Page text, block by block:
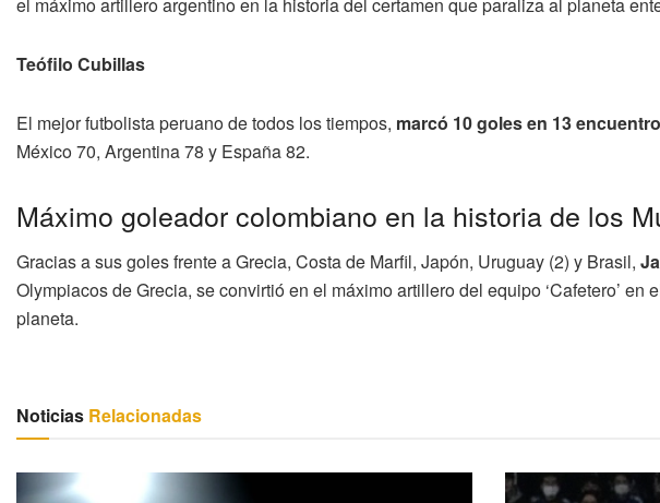
Teófilo Cubillas
El mejor futbolista peruano de todos los tiempos, marcó 10 goles en 13
México 70, Argentina 78 y España 82.
Máximo goleador colombiano en la historia de los
Gracias a sus goles frente a Grecia, Costa de Marfil, Japón, Uruguay (2) y Brasil,
Olympiacos de Grecia, se convirtió en el máximo artillero del equipo ‘Cafetero’ en
planeta.
Noticias Relacionadas